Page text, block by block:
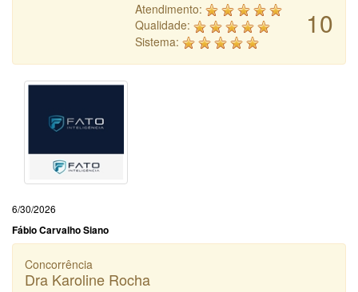
10
Atendimento:
Qualidade:
Sistema:
6/30/2026
Fábio Carvalho Siano
Concorrência
Dra Karoline Rocha